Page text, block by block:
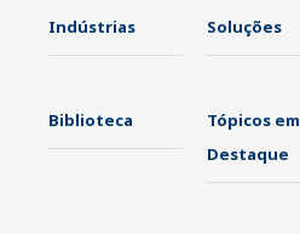
Indústrias Soluções
Biblioteca
Tópicos em
Destaque